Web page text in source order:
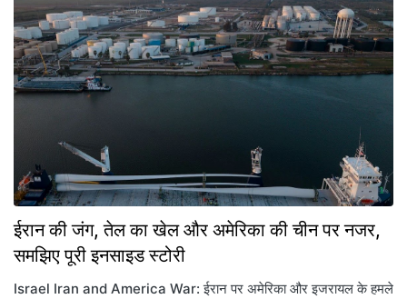
ईरान की जंग, तेल का खेल और अमेरिका की चीन पर नजर,
समझिए पूरी इनसाइड स्टोरी
Israel Iran and America War: ईरान पर अमेरिका और इजरायल के हमले